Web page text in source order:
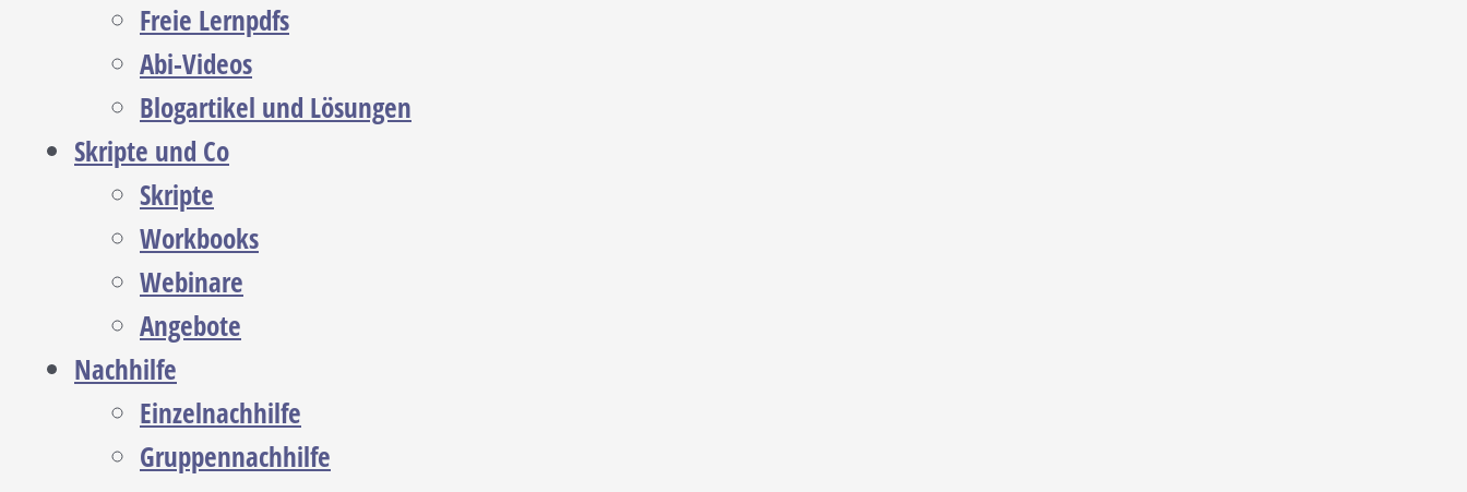
Freie Lernpdfs
Abi-Videos
Blogartikel und Lösungen
Skripte und Co
Skripte
Workbooks
Webinare
Angebote
Nachhilfe
Einzelnachhilfe
Gruppennachhilfe